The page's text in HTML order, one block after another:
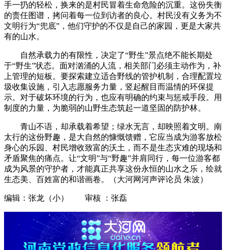
手一扔的轻松，换来的是村民冒着生命危险的沉重。这份失衡
的责任图谱，拷问着每一位到访者的良心。村民没有义务为不
文明行为“兜底”，他们守护的不仅是自己的家园，更是大家共
有的山水。
自然承载力的有限性，决定了“野生”景点绝不能长期处
于“野生”状态。面对汹涌的人流，相关部门必须主动作为，补
上管理的短板。要探索建立适合野线的管护机制，合理配置垃
圾收集设施，引入志愿服务力量，竖起醒目而温情的环保提
示。对于破坏环境的行为，也应有明确的约束与惩戒手段。用
制度的力量，为脆弱的山野生态筑起一道坚固的防护林。
青山不语，却承载着希望；绿水无言，却映照着文明。南
太行的这份野趣，是大自然的慷慨馈赠，它应当成为游客放松
身心的乐园、村民增收致富的沃土，而不是生态灾难的现场和
矛盾聚焦的痛点。让“文明”与“野趣”并肩同行，每一位游客都
成为风景的守护者，才能真正共享这份永恒的山水之乐，绘就
生态美、百姓富的和谐画卷。（大河网河声评论员 朱波）
编辑：张龙（小） 审核 ：张磊